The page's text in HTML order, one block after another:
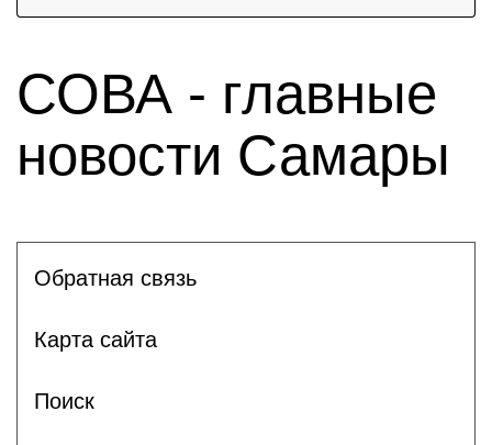
СОВА - главные
новости Самары
Обратная связь
Карта сайта
Поиск